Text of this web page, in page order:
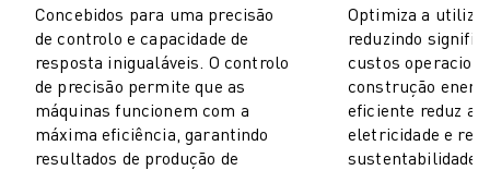
SOFTWARE ROBOCUT
MANUTENÇÃO PREVENTIVA ROBOCUT
SUSTENTABILIDADE ROBOCUT
SOLUÇÕES IIOT
SOLUÇÕES PARA FÁBRICAS INTELIGENTES
SOLUÇÕES DE FÁBRICA INTELIGENTES PARA AUMENTAR A
Concebidos para uma precisão
de controlo e capacidade de
resposta inigualáveis. O controlo
de precisão permite que as
máquinas funcionem com a
máxima eficiência, garantindo
resultados de produção de
Optimiza a
reduzindo
custos
construção
eficiente reduz as
eletricidade e
sustentabilidade,